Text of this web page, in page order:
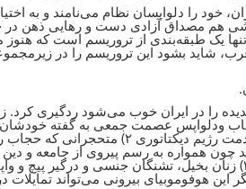
خود را دلواپسان نظام می‌نامند و به
هم مصداق آزادی دست و رهایی ذهن
یک طبقه‌بندی از تروریسم است که هنوز
شاید بشود این تروریسم را در
را در ایران خوب می‌شود ردگیری کرد.
ودلواپس عصمت جمعی به گفته
دسته ۱) مأموران حکومتی تزریق شده میان مردم با جلوه هموطن اما در خدمت رژیم
چون همواره به رسم پیروی از جامعه و دین
مردسالار، «تمکین» جنسی و عقیدتی را به تن و مخیله خود حقنه کرده‌اند و ۳) زنان بخیل، تشنگان جنسی و
هوفوموبیای بیرونی می‌تواند تمایلات